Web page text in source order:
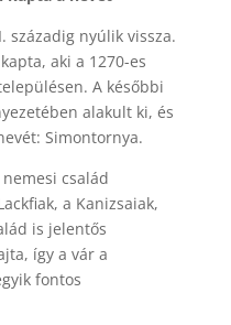
századig nyúlik vissza.
aki a 1270-es
A későbbi
alakult ki, és
Simontornya.
család
a Kanizsaiak,
is jelentős
így a vár a
fontos